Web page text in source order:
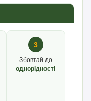
3
Збовтай до
однорідності